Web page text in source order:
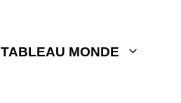
TABLEAU MONDE